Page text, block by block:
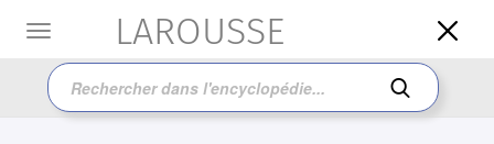
Toggle
LAROUSSE 
